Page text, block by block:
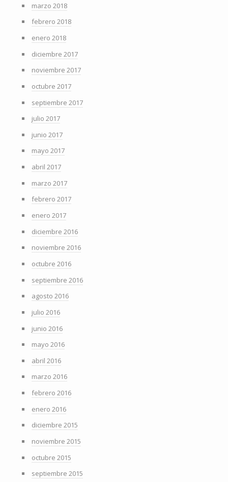
marzo 2018
febrero 2018
enero 2018
diciembre 2017
noviembre 2017
octubre 2017
septiembre 2017
julio 2017
junio 2017
mayo 2017
abril 2017
marzo 2017
febrero 2017
enero 2017
diciembre 2016
noviembre 2016
octubre 2016
septiembre 2016
agosto 2016
julio 2016
junio 2016
mayo 2016
abril 2016
marzo 2016
febrero 2016
enero 2016
diciembre 2015
noviembre 2015
octubre 2015
septiembre 2015